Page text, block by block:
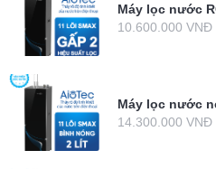
Máy lọc nước
10.600.000 VNĐ
Máy lọc nước
14.300.000 VNĐ